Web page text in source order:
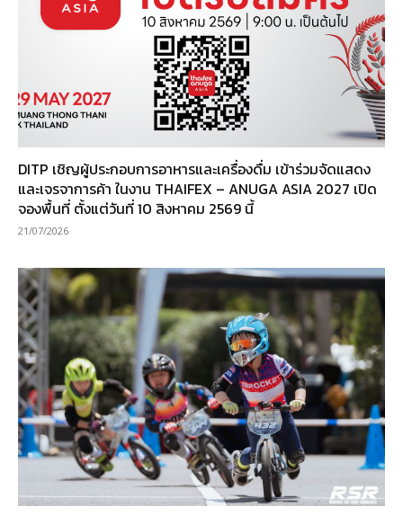
DITP เชิญผู้ประกอบการอาหารและเครื่องดื่ม เข้าร่วมจัดแสดง
และเจรจาการค้า ในงาน THAIFEX – ANUGA ASIA 2027 เปิด
จองพื้นที่ ตั้งแต่วันที่ 10 สิงหาคม 2569 นี้
21/07/2026